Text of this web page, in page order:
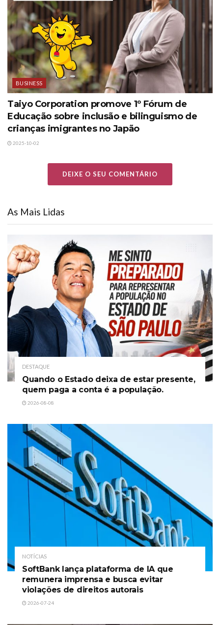
BUSINESS
Taiyo Corporation promove 1º Fórum de
Educação sobre inclusão e bilinguismo de
crianças imigrantes no Japão
2025-10-02
DEIXE O SEU COMENTÁRIO
As Mais Lidas
DESTAQUE
Quando o Estado deixa de estar presente,
quem paga a conta é a população.
2026-08-08
NOTÍCIAS
SoftBank lança plataforma de IA que
remunera imprensa e busca evitar
violações de direitos autorais
2026-07-24